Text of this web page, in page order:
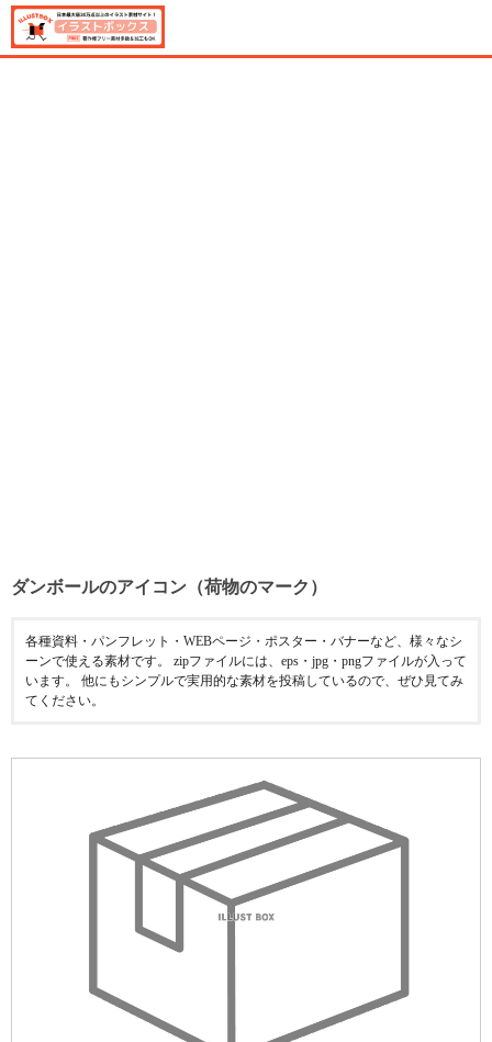
ダンボールのアイコン（荷物のマーク）
各種資料・パンフレット・WEBページ・ポスター・バナーなど、様々なシ
ーンで使える素材です。 zipファイルには、eps・jpg・pngファイルが入って
います。 他にもシンプルで実用的な素材を投稿しているので、ぜひ見てみ
てください。